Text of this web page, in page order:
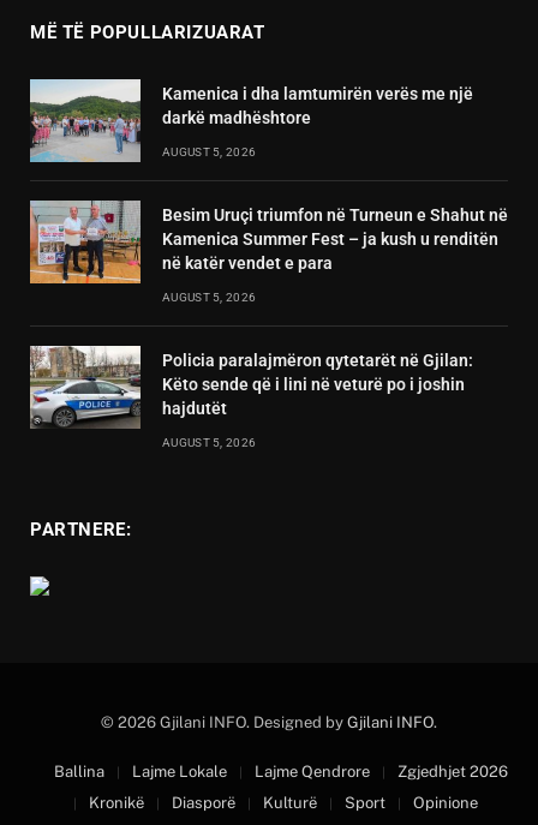
MË TË POPULLARIZUARAT
Kamenica i dha lamtumirën verës me një
darkë madhështore
AUGUST 5, 2026
Besim Uruçi triumfon në Turneun e Shahut në
Kamenica Summer Fest – ja kush u renditën
në katër vendet e para
AUGUST 5, 2026
Policia paralajmëron qytetarët në Gjilan:
Këto sende që i lini në veturë po i joshin
hajdutët
AUGUST 5, 2026
PARTNERE:
© 2026 Gjilani INFO. Designed by Gjilani INFO.
Ballina Lajme Lokale Lajme Qendrore
Zgjedhjet 2026
Kronikë
Diasporë Kulturë Sport Opinione